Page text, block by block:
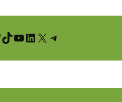
TikTok YouTube LinkedIn X Telegram